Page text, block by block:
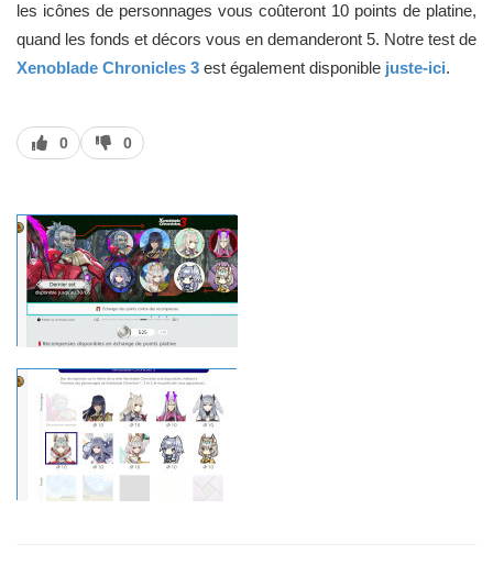
les icônes de personnages vous coûteront 10 points de platine,
quand les fonds et décors vous en demanderont 5. Notre test de
Xenoblade Chronicles 3 est également disponible juste-ici.
J’aime
0
J’aime
pas
0